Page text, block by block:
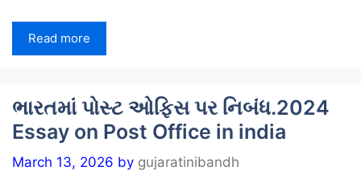
Read more
ભારતમાં પોસ્ટ ઓફિસ પર નિબંધ.2024
Essay on Post Office in india
March 13, 2026 by gujaratinibandh